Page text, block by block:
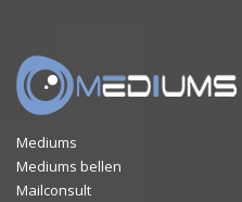
Mediums
Mediums bellen
Mailconsult